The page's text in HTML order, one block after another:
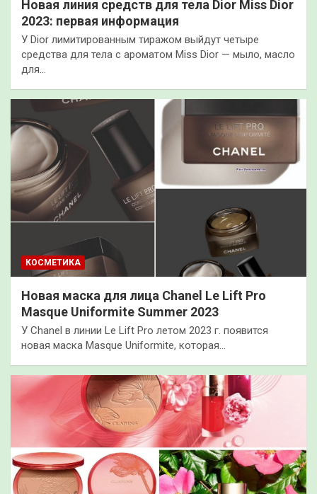
Новая линия средств для тела Dior Miss Dior
2023: первая информация
У Dior лимитированным тиражом выйдут четыре
средства для тела с ароматом Miss Dior — мыло, масло
для…
КОСМЕТИКА
Новая маска для лица Chanel Le Lift Pro
Masque Uniformite Summer 2023
У Chanel в линии Le Lift Pro летом 2023 г. появится
новая маска Masque Uniformite, которая…